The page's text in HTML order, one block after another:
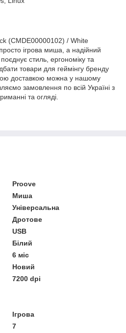
(CMDE00000102) / White
ігрова миша, а надійний
стиль, ергономіку та
товари для геймінгу бренду
доставкою можна у нашому
замовлення по всій Україні з
та огляді.
Proove
Миша
Універсальна
Дротове
USB
Білий
6 міс
Новий
7200 dpi
Ігрова
7